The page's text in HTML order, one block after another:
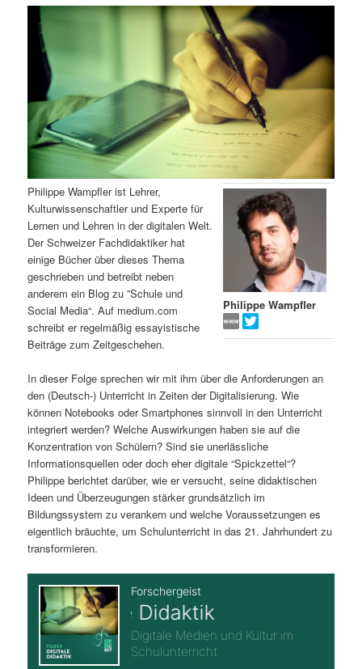
ä
e
n
n
h
a
l
t
s
p
r
i
n
g
e
n
n
ä
r
n
I
n
h
a
l
t
s
p
r
i
n
g
e
n
t
i
o
Philippe Wampfler
Philippe Wampfler ist Lehrer,
Kulturwissenschaftler und Experte für
Lernen und Lehren in der digitalen Welt.
Der Schweizer Fachdidaktiker hat
einige Bücher über dieses Thema
geschrieben und betreibt neben
anderem ein Blog zu ”Schule und
Social Media“. Auf medium.com
schreibt er regelmäßig essayistische
Beiträge zum Zeitgeschehen.
In dieser Folge sprechen wir mit ihm über die Anforderungen an
den (Deutsch-) Unterricht in Zeiten der Digitalisierung. Wie
können Notebooks oder Smartphones sinnvoll in den Unterricht
integriert werden? Welche Auswirkungen haben sie auf die
Konzentration von Schülern? Sind sie unerlässliche
Informationsquellen oder doch eher digitale “Spickzettel“?
Philippe berichtet darüber, wie er versucht, seine didaktischen
Ideen und Überzeugungen stärker grundsätzlich im
Bildungssystem zu verankern und welche Voraussetzungen es
eigentlich bräuchte, um Schulunterricht in das 21. Jahrhundert zu
transformieren.